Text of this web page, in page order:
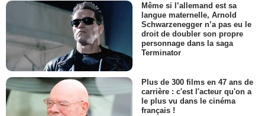
Même si l’allemand est sa
langue maternelle, Arnold
Schwarzenegger n’a pas eu le
droit de doubler son propre
personnage dans la saga
Terminator
Plus de 300 films en 47 ans de
carrière : c'est l'acteur qu'on a
le plus vu dans le cinéma
français !